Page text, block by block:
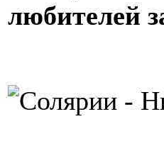
любителей